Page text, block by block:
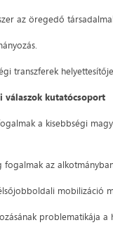
az öregedő
transzferek
kutatócsoport
a kisebbségi
fogalmak az
mobilizáció
problematikája